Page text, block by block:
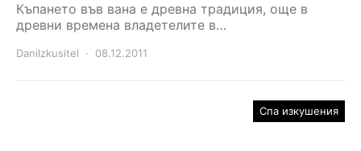
Къпането във вана е древна традиция, още в
древни времена владетелите в…
DaniIzkusitel 08.12.2011
Спа изкушения